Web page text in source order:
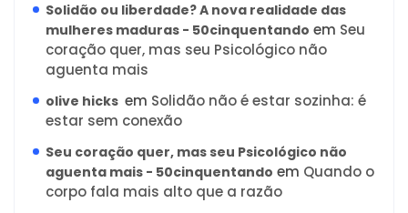
Solidão ou liberdade? A nova realidade das
mulheres maduras - 50cinquentando em Seu
coração quer, mas seu Psicológico não
aguenta mais
olive hicks em Solidão não é estar sozinha: é
estar sem conexão
Seu coração quer, mas seu Psicológico não
aguenta mais - 50cinquentando em Quando o
corpo fala mais alto que a razão